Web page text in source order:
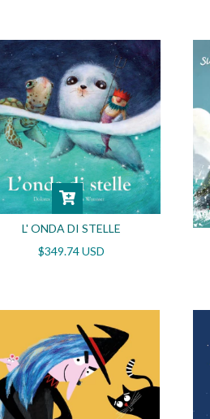
L' ONDA DI STELLE
$349.74 USD